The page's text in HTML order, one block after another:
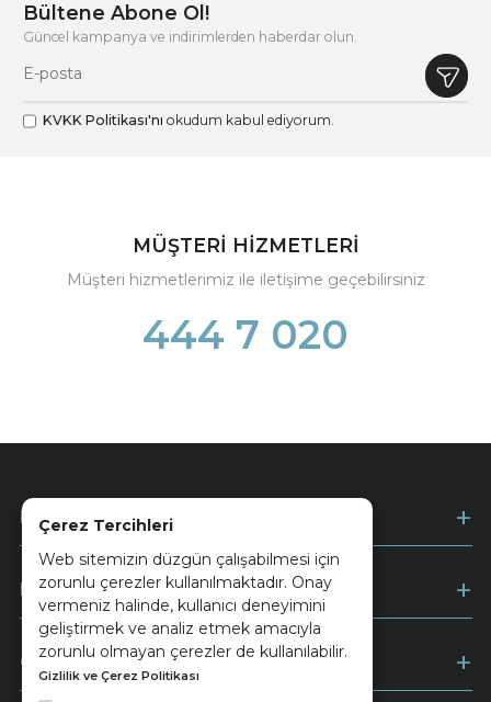
Çerez Tercihleri
Web sitemizin düzgün çalışabilmesi için
zorunlu çerezler kullanılmaktadır. Onay
vermeniz halinde, kullanıcı deneyimini
geliştirmek ve analiz etmek amacıyla
zorunlu olmayan çerezler de kullanılabilir.
Gizlilik ve Çerez Politikası
Bültene Abone Ol!
Güncel kampanya ve indirimlerden haberdar olun.
KVKK Politikası'nı okudum kabul ediyorum.
MÜŞTERİ HİZMETLERİ
Müşteri hizmetlerimiz ile iletişime geçebilirsiniz
444 7 020
Kurumsal
Müşteri Hizmetleri
Ödeme